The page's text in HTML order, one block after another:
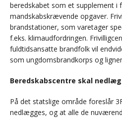
beredskabet som et supplement i
mandskabskrævende opgaver.
brandstationer, som varetager
f.eks. klimaudfordringen.
fuldtidsansatte brandfolk vil
som ungdomsbrandkorps og
Beredskabscentre skal
På det statslige område foreslår
nedlægges, og at alle de